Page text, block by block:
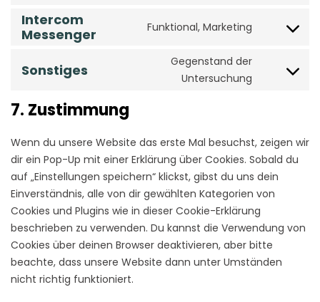
service
Intercom
Messenger
Funktional, Marketing
Consent
intercom-
Sonstiges
Gegenstand der
Untersuchung
Consent
7. Zustimmung
Wenn du unsere Website das erste Mal besuchst, zeigen wir
dir ein Pop-Up mit einer Erklärung über Cookies. Sobald du
auf „Einstellungen speichern“ klickst, gibst du uns dein
Einverständnis, alle von dir gewählten Kategorien von
Cookies und Plugins wie in dieser Cookie-Erklärung
beschrieben zu verwenden. Du kannst die Verwendung von
Cookies über deinen Browser deaktivieren, aber bitte
beachte, dass unsere Website dann unter Umständen
nicht richtig funktioniert.